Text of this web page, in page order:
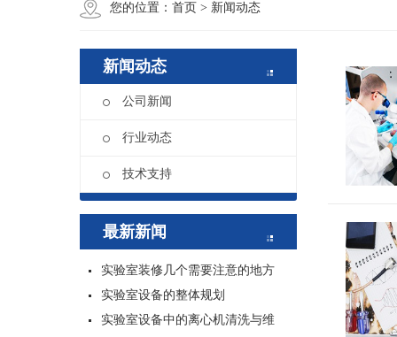
您的位置： 首页 > 新闻动态
新闻动态
公司新闻
行业动态
技术支持
最新新闻
实验室装修几个需要注意的地方
实验室设备的整体规划
实验室设备中的离心机清洗与维